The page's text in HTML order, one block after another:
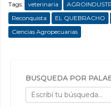
Tags: veterinaria
Reconquista
EL QUEBRACHO
Ciencias Agropecuarias
BÚSQUEDA POR